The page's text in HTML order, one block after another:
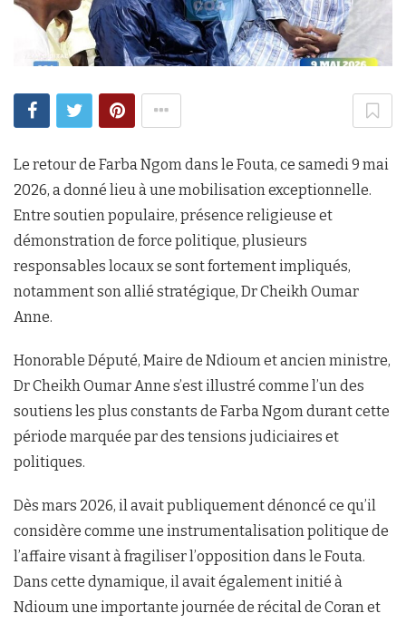
Le retour de Farba Ngom dans le Fouta, ce samedi 9 mai
2026, a donné lieu à une mobilisation exceptionnelle.
Entre soutien populaire, présence religieuse et
démonstration de force politique, plusieurs
responsables locaux se sont fortement impliqués,
notamment son allié stratégique, Dr Cheikh Oumar
Anne.
Honorable Député, Maire de Ndioum et ancien ministre,
Dr Cheikh Oumar Anne s’est illustré comme l’un des
soutiens les plus constants de Farba Ngom durant cette
période marquée par des tensions judiciaires et
politiques.
Dès mars 2026, il avait publiquement dénoncé ce qu’il
considère comme une instrumentalisation politique de
l’affaire visant à fragiliser l’opposition dans le Fouta.
Dans cette dynamique, il avait également initié à
Ndioum une importante journée de récital de Coran et